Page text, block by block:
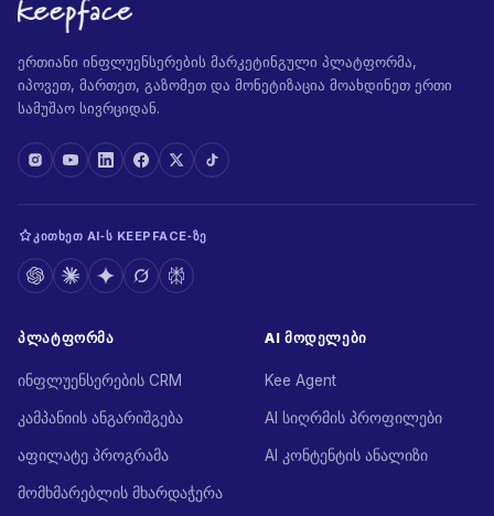
ერთიანი ინფლუენსერების მარკეტინგული პლატფორმა,
იპოვეთ, მართეთ, გაზომეთ და მონეტიზაცია მოახდინეთ ერთი
სამუშაო სივრციდან.
ᲙᲘᲗᲮᲔᲗ AI‑Ს KEEPFACE‑ᲖᲔ
ᲞᲚᲐᲢᲤᲝᲠᲛᲐ
ინფლუენსერების CRM
კამპანიის ანგარიშგება
აფილატე პროგრამა
მომხმარებლის მხარდაჭერა
AI ᲛᲝᲓᲔᲚᲔᲑᲘ
Kee Agent
AI სიღრმის პროფილები
AI კონტენტის ანალიზი